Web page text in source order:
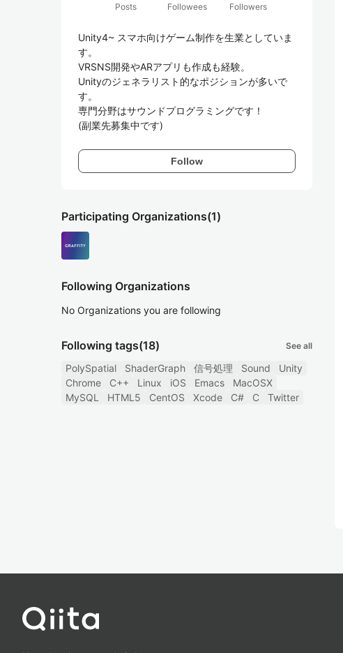
Posts
Followees
Followers
Unity4~ スマホ向けゲーム制作を生業としていま
す。
VRSNS開発やARアプリも作成も経験。
Unityのジェネラリスト的なポジションが多いで
す。
専門分野はサウンドプログラミングです！
(副業先募集中です)
Follow
Participating Organizations(1)
Following Organizations
No Organizations you are following
Following tags(18) See all
PolySpatial ShaderGraph 信号処理 Sound
Unity
Chrome
C++ Linux iOS Emacs
MacOSX
MySQL
HTML5 CentOS Xcode C# C Twitter